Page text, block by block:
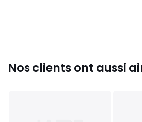
Tailles 24, 29, 30, 31, 32, 33, 34, 35,
Nos clients ont aussi